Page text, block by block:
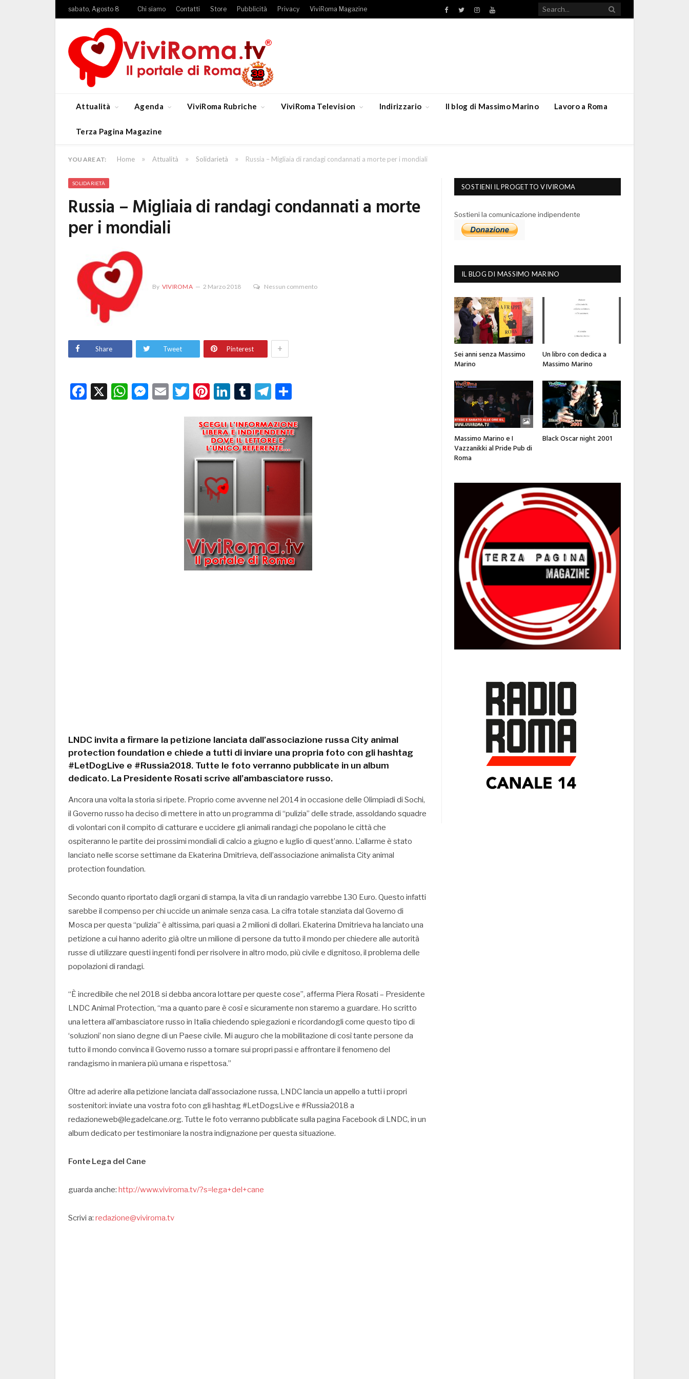
sabato, Agosto 8 Chi siamo Contatti Store Pubblicità Privacy ViviRoma Magazine Facebook
TwitterInstagramYouTube
Attualità Agenda ViviRoma Rubriche ViviRoma Television Indirizzario Il blog di Massimo Marino Lavoro a Roma
Terza Pagina Magazine
YOU ARE AT: Home » Attualità » Solidarietà » Russia – Migliaia di randagi condannati a morte per i mondiali
SOLIDARIETÀ
Russia – Migliaia di randagi condannati a morte
per i mondiali
By VIVIROMA 2 Marzo 2018 Nessun commento
Share Tweet Pinterest +
Facebook
X WhatsApp
Messenger
EmailTwitter
Pinterest
LinkedIn
TumblrTelegram
LNDC invita a firmare la petizione lanciata dall’associazione russa City animal
protection foundation e chiede a tutti di inviare una propria foto con gli hashtag
#LetDogLive e #Russia2018. Tutte le foto verranno pubblicate in un album
dedicato. La Presidente Rosati scrive all’ambasciatore russo.
Ancora una volta la storia si ripete. Proprio come avvenne nel 2014 in occasione delle Olimpiadi di Sochi,
il Governo russo ha deciso di mettere in atto un programma di “pulizia” delle strade, assoldando squadre
di volontari con il compito di catturare e uccidere gli animali randagi che popolano le città che
ospiteranno le partite dei prossimi mondiali di calcio a giugno e luglio di quest’anno. L’allarme è stato
lanciato nelle scorse settimane da Ekaterina Dmitrieva, dell’associazione animalista City animal
protection foundation.
Secondo quanto riportato dagli organi di stampa, la vita di un randagio varrebbe 130 Euro. Questo infatti
sarebbe il compenso per chi uccide un animale senza casa. La cifra totale stanziata dal Governo di
Mosca per questa “pulizia” è altissima, pari quasi a 2 milioni di dollari. Ekaterina Dmitrieva ha lanciato una
petizione a cui hanno aderito già oltre un milione di persone da tutto il mondo per chiedere alle autorità
russe di utilizzare questi ingenti fondi per risolvere in altro modo, più civile e dignitoso, il problema delle
popolazioni di randagi.
“È incredibile che nel 2018 si debba ancora lottare per queste cose”, afferma Piera Rosati – Presidente
LNDC Animal Protection, “ma a quanto pare è così e sicuramente non staremo a guardare. Ho scritto
una lettera all’ambasciatore russo in Italia chiedendo spiegazioni e ricordandogli come questo tipo di
‘soluzioni’ non siano degne di un Paese civile. Mi auguro che la mobilitazione di così tante persone da
tutto il mondo convinca il Governo russo a tornare sui propri passi e affrontare il fenomeno del
randagismo in maniera più umana e rispettosa.”
Oltre ad aderire alla petizione lanciata dall’associazione russa, LNDC lancia un appello a tutti i propri
sostenitori: inviate una vostra foto con gli hashtag #LetDogsLive e #Russia2018 a
redazioneweb@legadelcane.org. Tutte le foto verranno pubblicate sulla pagina Facebook di LNDC, in un
album dedicato per testimoniare la nostra indignazione per questa situazione.
Fonte Lega del Cane
guarda anche: http://www.viviroma.tv/?s=lega+del+cane
Scrivi a: redazione@viviroma.tv
SOSTIENI IL PROGETTO VIVIROMA
Sostieni la comunicazione indipendente
IL BLOG DI MASSIMO MARINO
Sei anni senza Massimo
Marino
Un libro con dedica a
Massimo Marino
Massimo Marino e I
Vazzanikki al Pride Pub di
Roma
Black Oscar night 2001